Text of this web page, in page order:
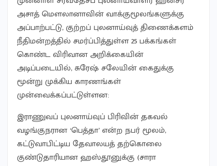
அசாத் மௌலானாவின் வாக்குமூலங்களுக்கு
அப்பாற்பட்டு, குற்றப் புலனாய்வுத் திணைக்களம்
நீதிமன்றத்தில் சமர்ப்பித்துள்ள 25 பக்கங்கள்
கொண்ட விரிவான அறிக்கையின்
அடிப்படையில், சுரேஷ் சலேயின் கைதுக்கு
மூன்று முக்கிய காரணங்கள்
முன்வைக்கப்பட்டுள்ளன:
இராணுவப் புலனாய்வுப் பிரிவின் தகவல்
வழங்குநரான ‘பெத்தா’ என்ற நபர் மூலம்,
கட்டுவாபிட்டிய தேவாலயத் தற்கொலை
குண்டுதாரியான ஹஸ்தூனுக்கு (சாரா